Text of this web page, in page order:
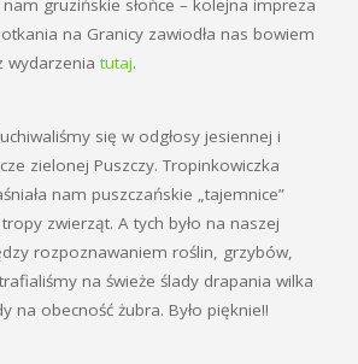
gruzińskie słońce – kolejna impreza
na Granicy zawiodła nas bowiem
wydarzeniatutaj.
się w odgłosy jesiennej i
zielonej Puszczy. Tropinkowiczka
nam puszczańskie „tajemnice”
zwierząt. A tych było na naszej
rozpoznawaniem roślin, grzybów,
na świeże ślady drapania wilka
na obecność żubra. Było pięknie!!